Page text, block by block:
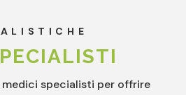
specialisti per offrire